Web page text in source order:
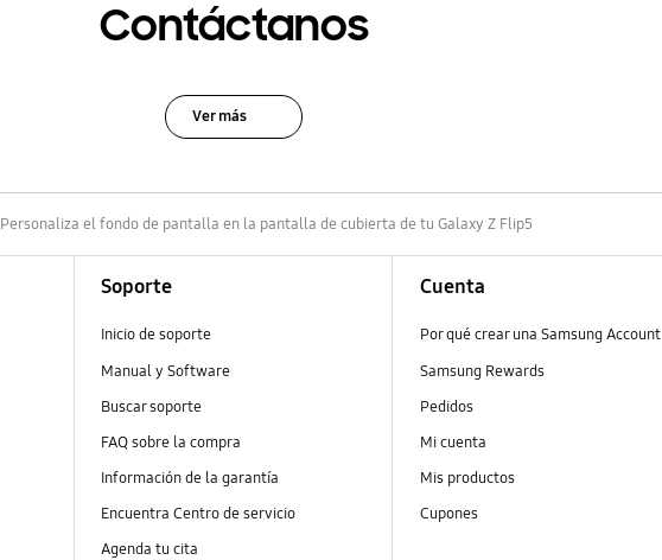
Contáctanos
Ver más
Personaliza el fondo de pantalla en la pantalla de cubierta de tu Galaxy Z Flip5
Soporte
Inicio de soporte
Manual y Software
Buscar soporte
FAQ sobre la compra
Información de la garantía
Encuentra Centro de servicio
Agenda tu cita
Cuenta
Por qué crear una Samsung Account
Samsung Rewards
Pedidos
Mi cuenta
Mis productos
Cupones